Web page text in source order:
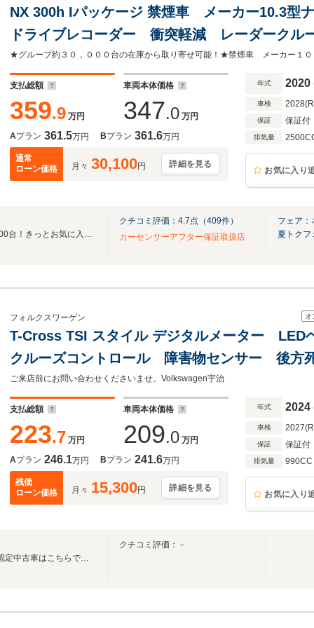
NX 300h Iパッケージ 禁煙車 メーカー10.3
ドライブレコーダー 衝突軽減 レーダークル
ドライト シートヒーター パワーバックドア
支払総額
359.9 万円
車両本体価格
347.0 万円
Aプラン 361.5万円 Bプラン 361.6万円
通常
ローン価格
月々 30,100円 詳細を見る
年式 2020
車検
保証 保証付
排気量
お気に入り
「全国ネクステージ総在庫30000台！きっとお気に入りの愛車が見つかります！」
クチコミ評価： 4.7点（409件）
カーセンサーアフター保証取扱店
フェア
夏トクフ
オ
フォルクスワーゲン
T-Cross TSI スタイル デジタルメーター LED
クルーズコントロール 障害物センサー 後方
ト 純正アルミホイール Discover Proパッ
ご来店前にお問い合わせくださいませ。Volkswagen宇治
支払総額
223.7 万円
車両本体価格
209.0 万円
Aプラン 246.1万円 Bプラン 241.6万円
残価
ローン価格
月々 15,300円 詳細を見る
年式 2024
車検
保証 保証付
排気量 990CC
お気に入り
Volkswagen正規ディーラーの認定中古車はこちらです！
クチコミ評価：－